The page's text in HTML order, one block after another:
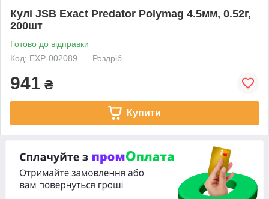
Кулі JSB Exact Predator Polymag 4.5мм, 0.52г,
200шт
Готово до відправки
Код: EXP-002089
Роздріб
941 ₴
Купити